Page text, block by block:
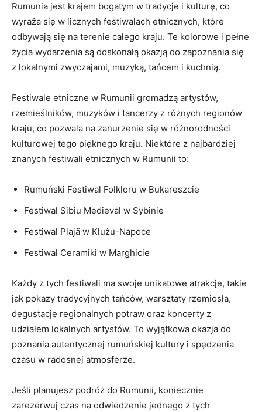
Rumunia jest krajem bogatym w tradycje i kulturę, co
wyraża się w licznych ⁣festiwalach etnicznych, które
odbywają się na terenie całego ⁢kraju. Te kolorowe ⁤i pełne
życia wydarzenia są doskonałą okazją do zapoznania się
z lokalnymi zwyczajami, muzyką, tańcem i⁢ kuchnią.
Festiwale etniczne w Rumunii ‌gromadzą artystów,
rzemieślników,⁣ muzyków i tancerzy‌ z ⁣różnych regionów
kraju, co pozwala na zanurzenie się w ‍różnorodności
kulturowej ‌tego pięknego kraju. Niektóre z ‌najbardziej
znanych festiwali etnicznych ⁣w Rumunii to:
Rumuński Festiwal​ Folkloru w Bukareszcie
Festiwal ⁢Sibiu Medieval w Sybinie
Festiwal ⁤Plajã w⁢ Klużu-Napoce
Festiwal Ceramiki w ‌Marghicie
Każdy z tych festiwali ‍ma swoje unikatowe atrakcje, takie⁣
jak ​pokazy tradycyjnych tańców,‌ warsztaty rzemiosła,
degustacje⁣ regionalnych potraw oraz koncerty ⁢z
udziałem lokalnych artystów. To wyjątkowa okazja do
poznania​ autentycznej rumuńskiej kultury i spędzenia
czasu w radosnej atmosferze.
Jeśli planujesz podróż ⁣do ‌Rumunii, koniecznie
⁢zarezerwuj czas na odwiedzenie jednego z tych